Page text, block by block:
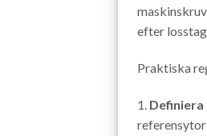
efter
Praktiska
1.
referensytor